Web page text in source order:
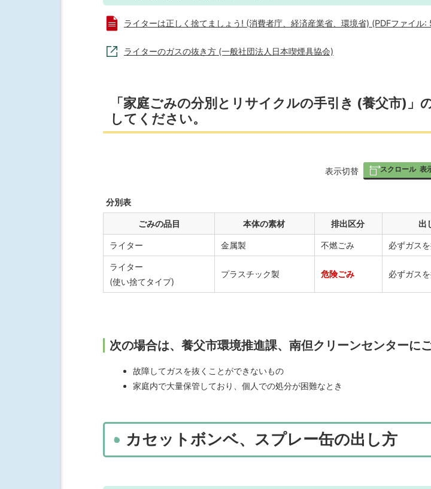
ライターは正しく捨てましょう! (消費者庁、経済産業省、環境省) (PDFファイル
ライターのガスの抜き方 (一般社団法人日本喫煙具協会)
「家庭ごみの分別とリサイクルの手引き (養父市)」
してください。
表
表示切替 スクロール 表
分別表
ごみの品目 本体の素材 排出区分 出
ライター 金属製 不燃ごみ 必ずガス
ライター
(使い捨てタイプ)
プラスチック製 危険ごみ 必ずガス
次の場合は、養父市環境推進課、南但クリーンセンターに
故障してガスを抜くことができないもの
家庭内で大量保管しており、個人での処分が困難なとき
カセットボンベ、スプレー缶の出し方